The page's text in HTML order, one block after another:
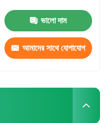
ভালো দাম
আমাদের সাথে যোগাযোগ